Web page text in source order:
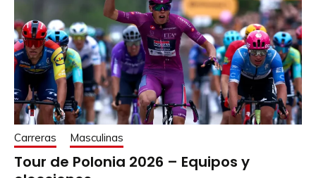
4
MCNULTY Brandon UAE 300
15 PERICAS Adria UAE 100
16 SOLER Marc UAE 150
17
VERMEERSCH
Florian
UAE 100
21 BERNARD Julien
Carreras Masculinas
Tour de Polonia 2026 – Equipos y